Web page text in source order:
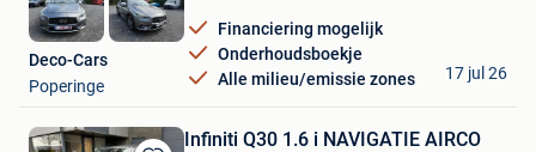
Financiering mogelijk
Onderhoudsboekje
Alle milieu/emissie zones
Deco-Cars
Poperinge
17 jul 26
Infiniti Q30 1.6 i NAVIGATIE AIRCO